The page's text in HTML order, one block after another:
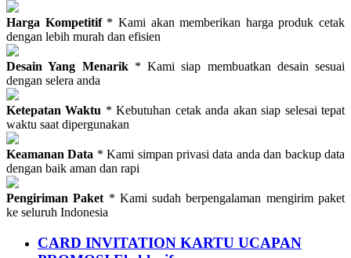
Harga Kompetitif* Kami akan memberikan harga produk cetak
dengan lebih murah dan efisien
Desain Yang Menarik* Kami siap membuatkan desain sesuai
dengan selera anda
Ketepatan Waktu * Kebutuhan cetak anda akan siap selesai tepat
waktu saat dipergunakan
Keamanan Data * Kami simpan privasi data anda dan backup data
dengan baik aman dan rapi
Pengiriman Paket * Kami sudah berpengalaman mengirim paket
ke seluruh Indonesia
CARD INVITATION KARTU UCAPAN